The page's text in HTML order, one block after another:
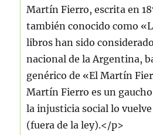
Martín Fierro, escrita en
también conocido como
libros han sido
nacional de la Argentina,
genérico de «El Martín
Martín Fierro es un
la injusticia social lo
(fuera de la ley).</p>